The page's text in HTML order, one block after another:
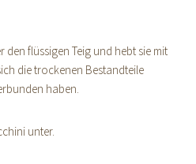
den flüssigen Teig und hebt sie mit
die trockenen Bestandteile
haben.
unter.